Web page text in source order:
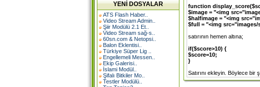
YENİ DOSYALAR
ATS Flash Haber..
Video Stream Admin..
Şiir Modülü 2.1 Et..
Video Stream sağ-s..
60sn.com & Netopsi..
Balon Eklentisi..
Türkiye Süper Lig ..
Engellemeli Messen..
Ekip Galerisi..
İslami Modül..
Şifalı Bitkiler Mo..
Testler Modülü..
function
$image = "<img
$halfimage = "<img
$full = "<img
satırının hemen altına;
if($score>10) {
$score=10;
}
Satırını ekleyin. Böylece